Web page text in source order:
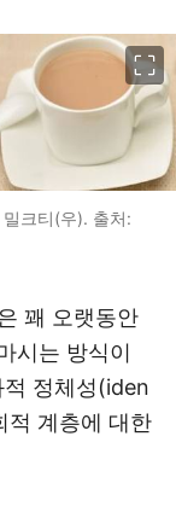
크티(우). 출처:
꽤 오랫동안
시는 방식이
정체성(iden
적 계층에 대한